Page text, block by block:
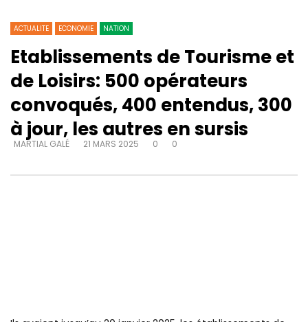
ACTUALITE ECONOMIE NATION
Etablissements de Tourisme et
de Loisirs: 500 opérateurs
convoqués, 400 entendus, 300
à jour, les autres en sursis
MARTIAL GALÉ 21 MARS 2025 0 0